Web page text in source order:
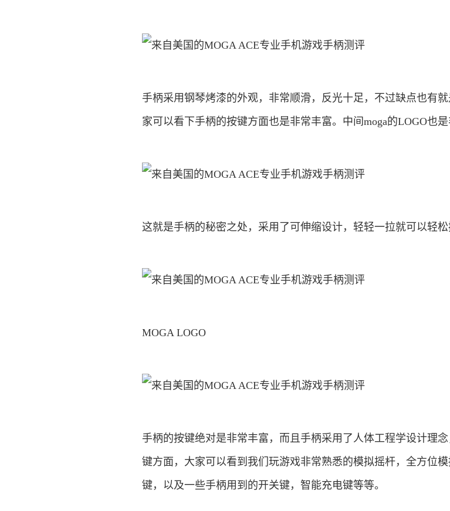
手柄采用钢琴烤漆的外观，非常顺滑，反光十足，不过缺点也有
家可以看下手柄的按键方面也是非常丰富。中间moga的LOGO也是
这就是手柄的秘密之处，采用了可伸缩设计，轻轻一拉就可以轻松
MOGA LOGO
手柄的按键绝对是非常丰富，而且手柄采用了人体工程学设计理
键方面，大家可以看到我们玩游戏非常熟悉的模拟摇杆，全方位
键，以及一些手柄用到的开关键，智能充电键等等。